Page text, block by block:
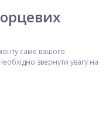
саме вашого
звернути увагу на